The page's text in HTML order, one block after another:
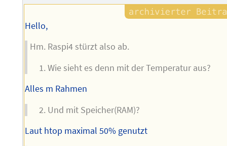
Hello,
Hm. Raspi4 stürzt also ab.
Wie sieht es denn mit der Temperatur aus?
Alles m Rahmen
Und mit Speicher(RAM)?
Laut htop maximal 50% genutzt